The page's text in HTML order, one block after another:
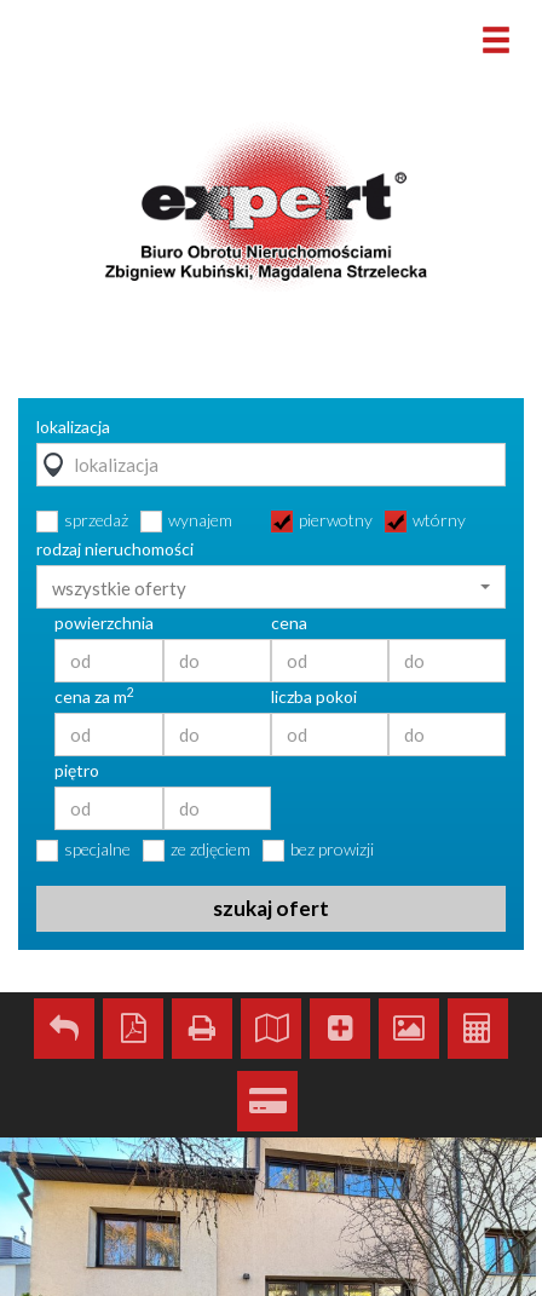
lokalizacja
sprzedaż wynajem pierwotny
wtórny
rodzaj nieruchomości
wszystkie oferty
powierzchnia cena
cena za m2 liczba pokoi
piętro
specjalne ze zdjęciem bez prowizji
szukaj ofert